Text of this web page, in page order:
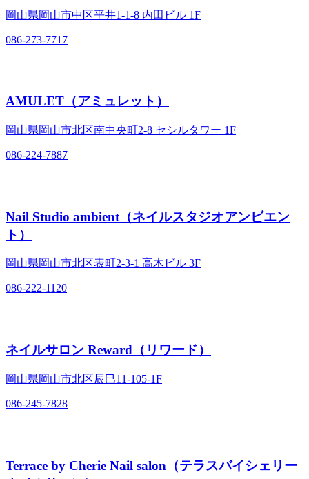
岡山県岡山市中区平井1‐1‐8 内田ビル 1F
086-273-7717
AMULET（アミュレット）
岡山県岡山市北区南中央町2‐8 セシルタワー 1F
086-224-7887
Nail Studio ambient（ネイルスタジオアンビエン
ト）
岡山県岡山市北区表町2‐3‐1 高木ビル 3F
086-222-1120
ネイルサロン Reward（リワード）
岡山県岡山市北区辰巳11‐105‐1F
086-245-7828
Terrace by Cherie Nail salon（テラスバイシェリー